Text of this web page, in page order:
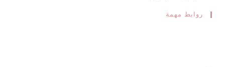
روابط مهمة